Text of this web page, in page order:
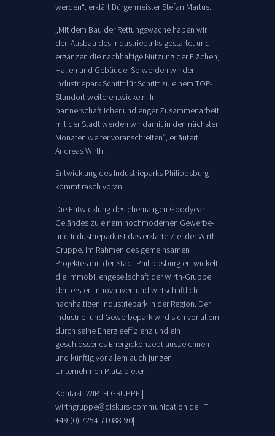
werden“, erklärt Bürgermeister Stefan Martus.
„Mit dem Bau der Rettungswache haben wir
den Ausbau des Industrieparks gestartet und
ergänzen die nachhaltige Nutzung der Flächen,
Hallen und Gebäude. So werden wir den
Industriepark Schritt für Schritt zu einem TOP-
Standort weiterentwickeln. In
partnerschaftlicher und enger Zusammenarbeit
mit der Stadt werden wir damit in den nächsten
Monaten weiter voranschreiten“, erläutert
Andreas Wirth.
Entwicklung des Industrieparks Philippsburg
kommt rasch voran
Die Entwicklung des ehemaligen Goodyear-
Geländes zu einem hochmodernen Gewerbe-
und Industriepark ist das erklärte Ziel der Wirth-
Gruppe. Im Rahmen des gemeinsamen
Projektes mit der Stadt Philippsburg entwickelt
die Immobiliengesellschaft der Wirth-Gruppe
den ersten innovativen und wirtschaftlich
nachhaltigen Industriepark in der Region. Der
Industrie- und Gewerbepark wird sich vor allem
durch seine Energieeffizienz und ein
geschlossenes Energiekonzept auszeichnen
und künftig vor allem auch jungen
Unternehmen Platz bieten.
Kontakt: WIRTH GRUPPE |
wirthgruppe@diskurs-communication.de | T
+49 (0) 7254 71088-90|